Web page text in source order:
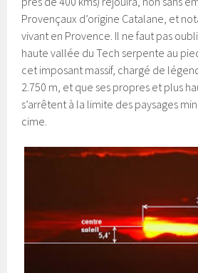
Provençaux d’origine Catalane, et
vivant en Provence. Il ne faut pas
haute vallée du Tech serpente au
cet imposant massif, chargé de
2.750 m, et que ses propres et plus
s’arrêtent à la limite des paysages
cime.